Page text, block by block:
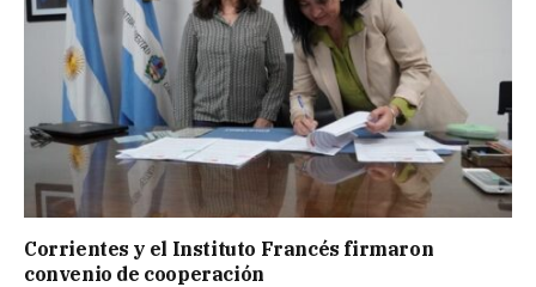
Corrientes y el Instituto Francés firmaron
convenio de cooperación